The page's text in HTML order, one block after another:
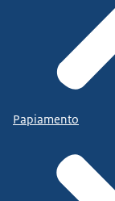
Papiamento